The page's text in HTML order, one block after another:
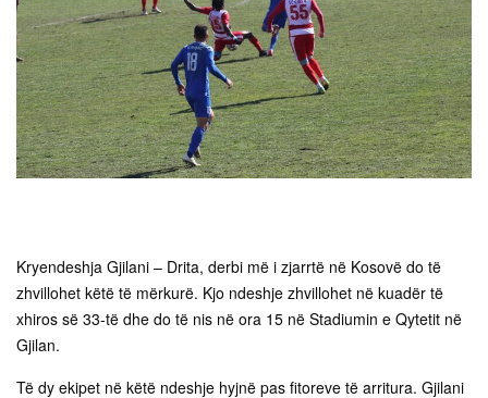
Kryendeshja Gjilani – Drita, derbi më i zjarrtë në Kosovë do të
zhvillohet këtë të mërkurë. Kjo ndeshje zhvillohet në kuadër të
xhiros së 33-të dhe do të nis në ora 15 në Stadiumin e Qytetit në
Gjilan.
Të dy ekipet në këtë ndeshje hyjnë pas fitoreve të arritura. Gjilani